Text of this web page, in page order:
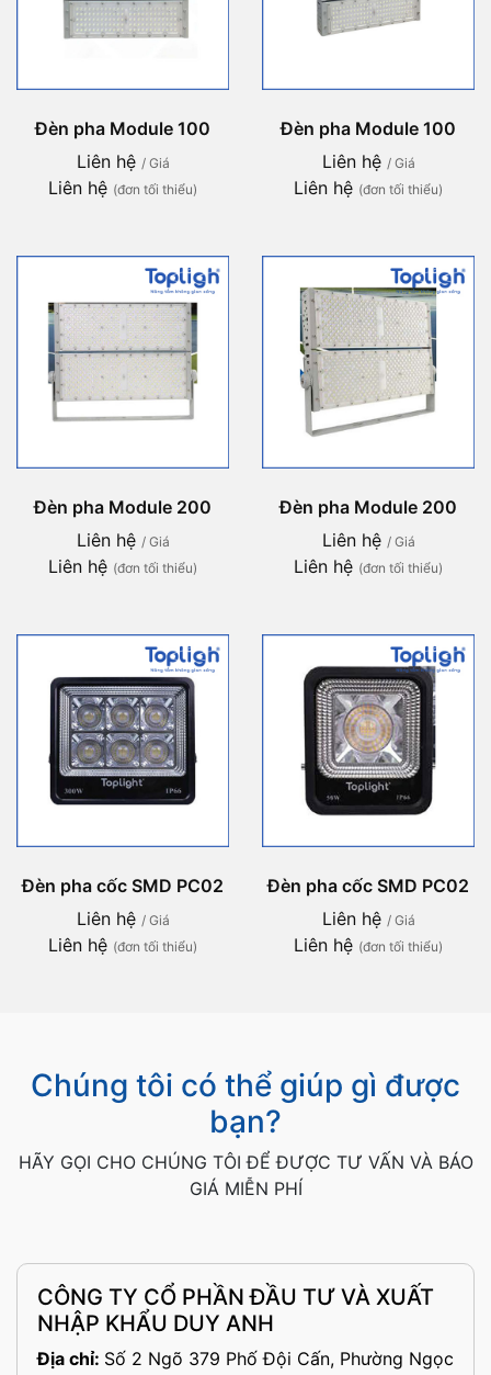
Đèn pha Module 100
Liên hệ / Giá
Liên hệ (đơn tối thiểu)
Đèn pha Module 100
Liên hệ / Giá
Liên hệ (đơn tối thiểu)
Đèn pha Module 200
Liên hệ / Giá
Liên hệ (đơn tối thiểu)
Đèn pha Module 200
Liên hệ / Giá
Liên hệ (đơn tối thiểu)
Đèn pha cốc SMD PC02
Liên hệ / Giá
Liên hệ (đơn tối thiểu)
Đèn pha cốc SMD PC02
Liên hệ / Giá
Liên hệ (đơn tối thiểu)
Chúng tôi có thể giúp gì được
bạn?
HÃY GỌI CHO CHÚNG TÔI ĐỂ ĐƯỢC TƯ VẤN VÀ BÁO
GIÁ MIỄN PHÍ
CÔNG TY CỔ PHẦN ĐẦU TƯ VÀ XUẤT
NHẬP KHẨU DUY ANH
Địa chỉ: Số 2 Ngõ 379 Phố Đội Cấn, Phường Ngọc